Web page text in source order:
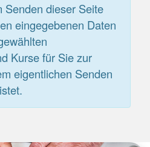
Senden dieser Seite
eingegebenen Daten
Kurse für Sie zur
eigentlichen Senden